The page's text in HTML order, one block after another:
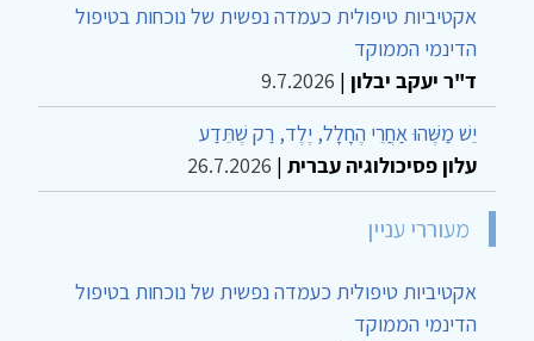
אקטיביות טיפולית כעמדה נפשית של נוכחות בטיפול
הדינמי הממוקד
ד"ר יעקב יבלון |
9.7.2026
יֵשׁ מַשֶּׁהוּ אַחֲרֵי הֶחָלָל, יֶלֶד, רַק שֶׁתֵּדַע
עלון פסיכולוגיה עברית |
26.7.2026
מעוררי עניין
אקטיביות טיפולית כעמדה נפשית של נוכחות בטיפול
הדינמי הממוקד